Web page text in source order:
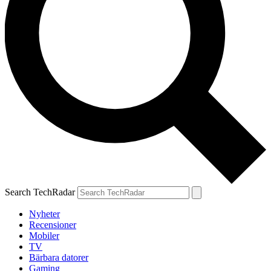
Search TechRadar
Nyheter
Recensioner
Mobiler
TV
Bärbara datorer
Gaming